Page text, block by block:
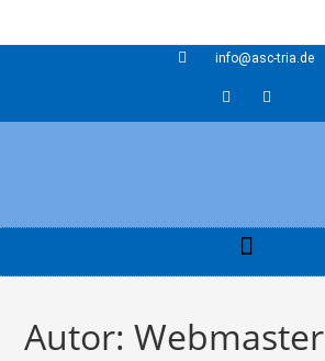
info@asc-tria.de
Autor:Webmaster